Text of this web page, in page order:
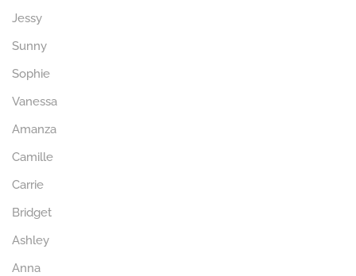
Jessy
Sunny
Sophie
Vanessa
Amanza
Camille
Carrie
Bridget
Ashley
Anna